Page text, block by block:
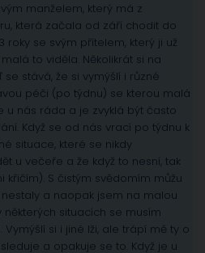
manželem, který má z
která začala od září chodit do
roky se svým přítelem, který ji už
to viděla. Několikrát si na
stává, že si vymýšlí i různé
péči (po týdnu) se kterou malá
u nás ráda a je zvyklá být často
Když se od nás vrací po týdnu k
situace, které se nikdy
u večeře a že když to nesní, tak
křičím). S čistým svědomím můžu
a naopak jsem na malou
situacích se musím
si i jiné lži, ale trápí mě ty o
a opakuje se to. Když je u